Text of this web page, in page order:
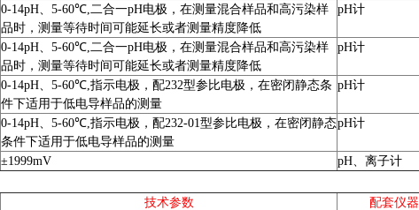
0-14pH、 5-60℃,二合一pH电极，在测量混合样品和高污染样
品时，测量等待时间可能延长或者测量精度降低
pH计
0-14pH、 5-60℃,二合一pH电极，在测量混合样品和高污染样
品时，测量等待时间可能延长或者测量精度降低
pH计
0-14pH、 5-60℃,指示电极，配232型参比电极，在密闭静态条
件下适用于低电导样品的测量
pH计
0-14pH、 5-60℃,指示电极，配232-01型参比电极，在密闭静态
条件下适用于低电导样品的测量
pH计
±1999mV pH、离子计
技术参数
配套仪器